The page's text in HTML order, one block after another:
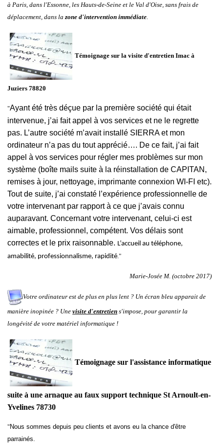
à Paris , dans l'Essonne , les Hauts-de-Seine et le Val d'Oise sans frais de
déplacement, dans la zone d'intervention immédiate
Témoignage sur la visite d'entretien Imac à
Juziers 78820
"Ayant été très déçue par la première société qui était
intervenue, j’ai fait appel à vos services et ne le regrette
pas. L’autre société m’avait installé SIERRA et mon
ordinateur n’a pas du tout apprécié…. De ce fait, j’ai fait
appel à vos services pour régler mes problèmes sur mon
système (boîte mails suite à la réinstallation de CAPITAN,
remises à jour, nettoyage, imprimante connexion WI-FI etc).
Tout de suite, j’ai constaté l’expérience professionnelle de
votre intervenant par rapport à ce que j’avais connu
auparavant. Concernant votre intervenant, celui-ci est
aimable, professionnel, compétent. Vos délais sont
correctes et le prix raisonnable. L’accueil au téléphone,
amabilité, professionnalisme, rapidité ."
Marie-Josée M. (octobre 2017)
Votre ordinateur est de plus en plus lent ? Un écran bleu apparait de
manière inopinée ? Une visite d'entretien s'impose, pour garantir la
longévité de votre matériel informatique !
Témoignage sur l'assistance informatique
suite à une arnaque au faux support technique St Arnoult-en-
Yvelines 78730
"Nous sommes depuis peu clients et avons eu la chance d'être
parrainés.